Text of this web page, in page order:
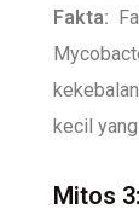
Fakta:
kecil
Mitos